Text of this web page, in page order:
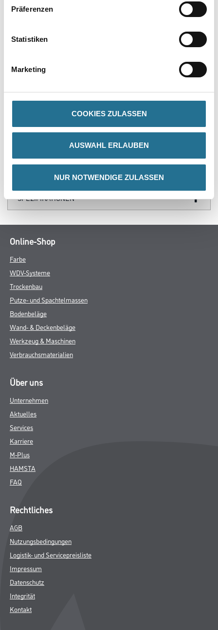
Präferenzen
Statistiken
Marketing
COOKIES ZULASSEN
AUSWAHL ERLAUBEN
NUR NOTWENDIGE ZULASSEN
GEFAHRENHINWEISE
SPEZIFIKATIONEN
Online-Shop
Farbe
WDV-Systeme
Trockenbau
Putze- und Spachtelmassen
Bodenbeläge
Wand- & Deckenbeläge
Werkzeug & Maschinen
Verbrauchsmaterialien
Über uns
Unternehmen
Aktuelles
Services
Karriere
M-Plus
HAMSTA
FAQ
Rechtliches
AGB
Nutzungsbedingungen
Logistik- und Servicepreisliste
Impressum
Datenschutz
Integrität
Kontakt